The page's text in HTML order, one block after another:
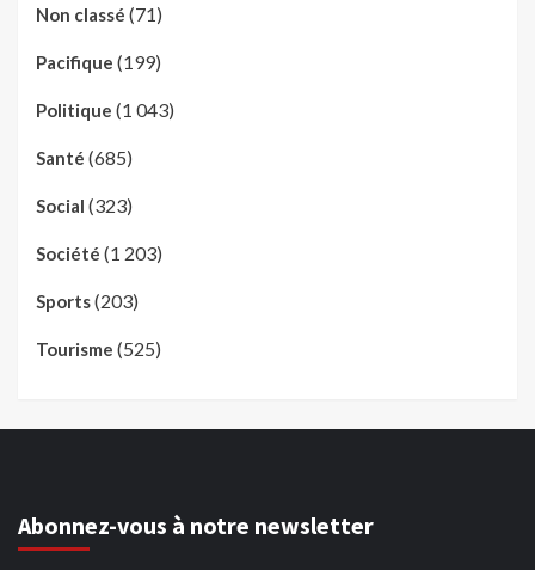
Non classé (71)
Pacifique (199)
Politique (1 043)
Santé (685)
Social (323)
Société (1 203)
Sports(203)
Tourisme (525)
Abonnez-vous à notre newsletter